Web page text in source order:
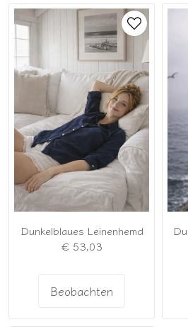
Dunkelblaues Leinenhemd
€ 53,03
Beobachten